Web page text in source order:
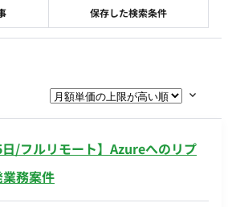
/フルリモート】Azureへのリプ
務案件
保存した検索条件